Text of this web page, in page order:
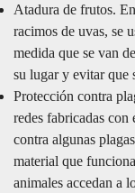
Atadura de frutos.
racimos de uvas, se
medida que se van
su lugar y evitar que
Protección contra
redes fabricadas
contra algunas
material que
animales accedan a